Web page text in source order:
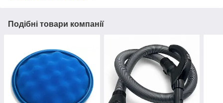
Подібні товари компанії